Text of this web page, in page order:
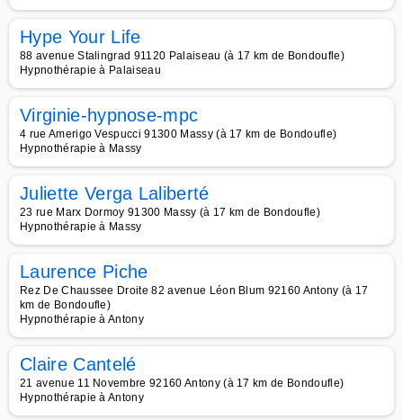
Hype Your Life
88 avenue Stalingrad 91120 Palaiseau (à 17 km de Bondoufle)
Hypnothérapie à Palaiseau
Virginie-hypnose-mpc
4 rue Amerigo Vespucci 91300 Massy (à 17 km de Bondoufle)
Hypnothérapie à Massy
Juliette Verga Laliberté
23 rue Marx Dormoy 91300 Massy (à 17 km de Bondoufle)
Hypnothérapie à Massy
Laurence Piche
Rez De Chaussee Droite 82 avenue Léon Blum 92160 Antony (à 17
km de Bondoufle)
Hypnothérapie à Antony
Claire Cantelé
21 avenue 11 Novembre 92160 Antony (à 17 km de Bondoufle)
Hypnothérapie à Antony